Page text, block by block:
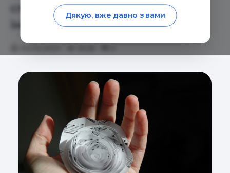
створити шедевр чи
інновацію
Дякую, вже давно з вами